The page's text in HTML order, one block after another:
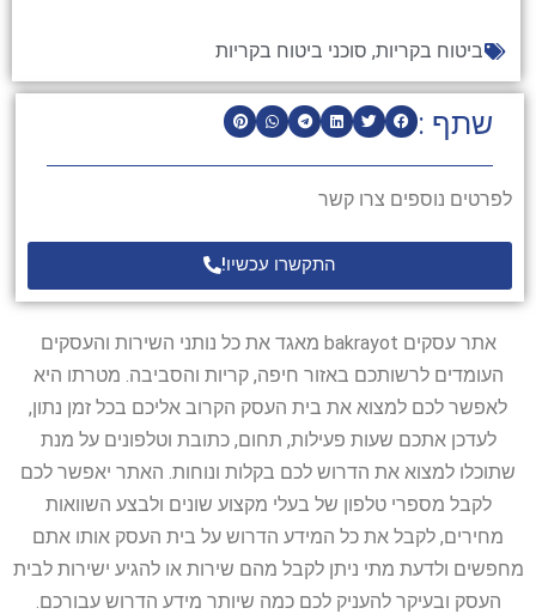
שתף :
לפרטים נוספים צרו קשר
התקשרו עכשיו!
ביטוח בקריות, סוכני ביטוח בקריות
אתר עסקים bakrayot מאגד את כל נותני השירות והעסקים
העומדים לרשותכם באזור חיפה, קריות והסביבה. מטרתו היא
לאפשר לכם למצוא את בית העסק הקרוב אליכם בכל זמן נתון,
לעדכן אתכם שעות פעילות, תחום, כתובת וטלפונים על מנת
שתוכלו למצוא את הדרוש לכם בקלות ונוחות. האתר יאפשר לכם
לקבל מספרי טלפון של בעלי מקצוע שונים ולבצע השוואות
מחירים, לקבל את כל המידע הדרוש על בית העסק אותו אתם
מחפשים ולדעת מתי ניתן לקבל מהם שירות או להגיע ישירות לבית
העסק ובעיקר להעניק לכם כמה שיותר מידע הדרוש עבורכם.